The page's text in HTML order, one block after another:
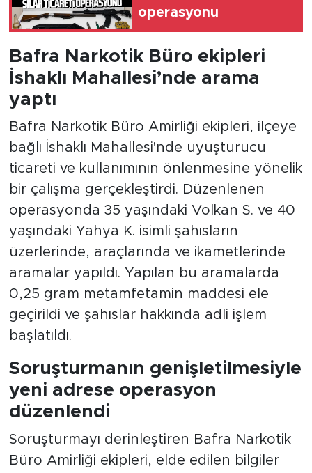
operasyonu
Bafra Narkotik Büro ekipleri
İshaklı Mahallesi’nde arama
yaptı
Bafra Narkotik Büro Amirliği ekipleri, ilçeye
bağlı İshaklı Mahallesi'nde uyuşturucu
ticareti ve kullanımının önlenmesine yönelik
bir çalışma gerçekleştirdi. Düzenlenen
operasyonda 35 yaşındaki Volkan S. ve 40
yaşındaki Yahya K. isimli şahısların
üzerlerinde, araçlarında ve ikametlerinde
aramalar yapıldı. Yapılan bu aramalarda
0,25 gram metamfetamin maddesi ele
geçirildi ve şahıslar hakkında adli işlem
başlatıldı.
Soruşturmanın genişletilmesiyle
yeni adrese operasyon
düzenlendi
Soruşturmayı derinleştiren Bafra Narkotik
Büro Amirliği ekipleri, elde edilen bilgiler